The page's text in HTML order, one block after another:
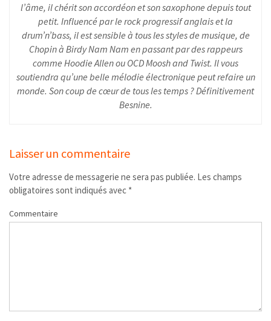
l’âme, il chérit son accordéon et son saxophone depuis tout
petit. Influencé par le rock progressif anglais et la
drum’n’bass, il est sensible à tous les styles de musique, de
Chopin à Birdy Nam Nam en passant par des rappeurs
comme Hoodie Allen ou OCD Moosh and Twist. Il vous
soutiendra qu’une belle mélodie électronique peut refaire un
monde. Son coup de cœur de tous les temps ? Définitivement
Besnine.
Laisser un commentaire
Votre adresse de messagerie ne sera pas publiée. Les champs
obligatoires sont indiqués avec *
Commentaire